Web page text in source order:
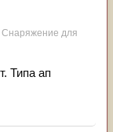
Снаряжение для
Типа ап